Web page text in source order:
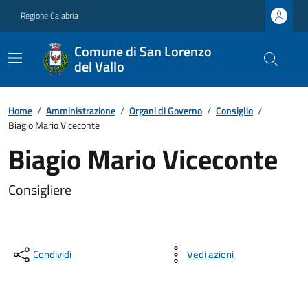
Regione Calabria
Comune di San Lorenzo
del Vallo
Home / Amministrazione / Organi di Governo / Consiglio /
Biagio Mario Viceconte
Biagio Mario Viceconte
Consigliere
Condividi Vedi azioni